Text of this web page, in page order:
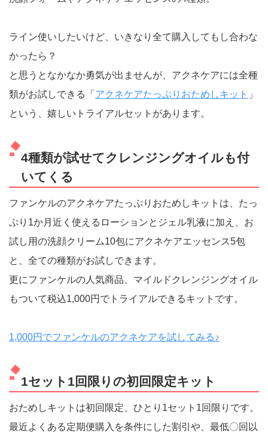
ライン使いしたいけど、いきなり全て購入してもし合わな
かったら？
と思うとなかなか勇気が出ませんが、アクネケアには全種
類がお試しできる「 アクネケアたっぷりおためしキット 」
という、嬉しいトライアルセットがあります。
4種類が試せてクレンジングオイルも付
いてくる
ファンケルのアクネケアたっぷりおためしキットは、たっ
ぷり1か月近く使えるローションとジェル乳液に加え、お
試し用の洗顔クリーム10包にアクネケアエッセンス5包
と、全ての種類がお試しできます。
更にファンケルの人気商品、マイルドクレンジングオイル
もついて税込1,000円でトライアルできるキットです。
1,000円でファンケルのアクネケアを試してみる♪
1セット1回限りの初回限定キット
おためしキットは初回限定、ひとり1セット1回限りです。
最近よくある定期便購入を条件にした割引や、最低〇回以